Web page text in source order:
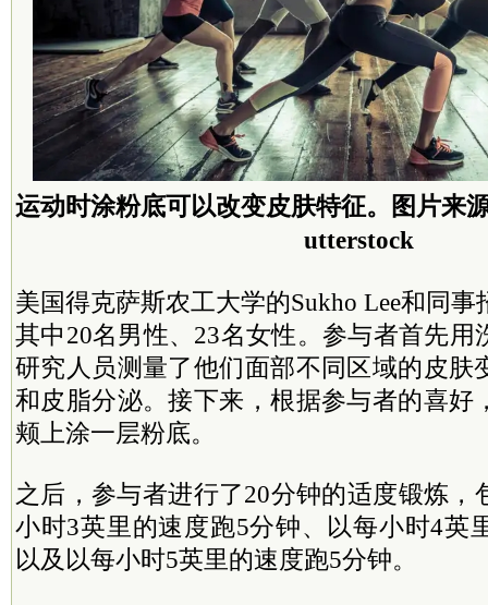
运动时涂粉底可以改变皮肤特征。图片来
utterstock
美国得克萨斯农工大学的Sukho Lee和同
其中20名男性、23名女性。参与者首先用
研究人员测量了他们面部不同区域的皮肤
和皮脂分泌。接下来，根据参与者的喜好
颊上涂一层粉底。
之后，参与者进行了20分钟的适度锻炼，
小时3英里的速度跑5分钟、以每小时4英
以及以每小时5英里的速度跑5分钟。